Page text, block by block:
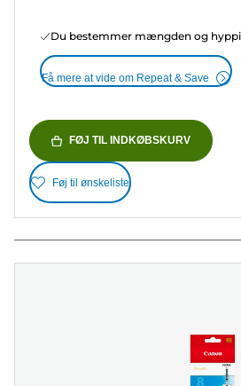
Du bestemmer mængden og
Få mere at vide om Repeat & Save
FØJ TIL INDKØBSKURV
Føj til ønskeliste